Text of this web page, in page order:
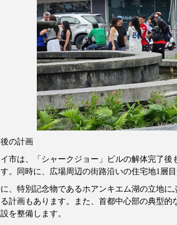
の計画
市は、「シャークジョー」ビルの解体完了
。同時に、広場周辺の街路沿いの住宅地1 層
、特別記念物であるホアンキエム湖の立地
計画もあります。また、首都中心部の典型
を整備します。